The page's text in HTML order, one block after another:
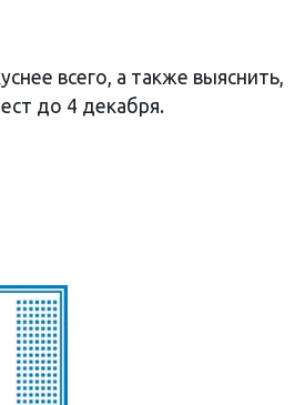
всего, а также выяснить,
до 4 декабря.